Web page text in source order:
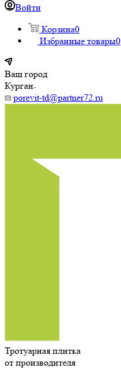
Войти
Корзина0
Избранные товары0
Ваш город
Курган
porevit-td@partner72.ru
Тротуарная плитка
от производителя